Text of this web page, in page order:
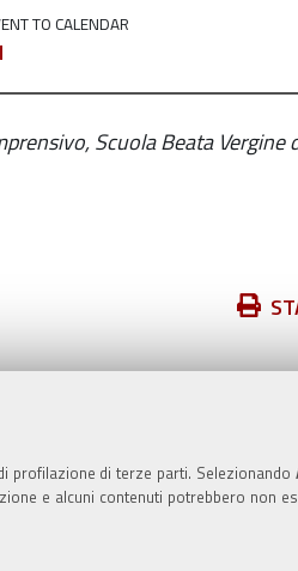
profilazione di terze parti. Selezionando
e alcuni contenuti potrebbero non
TO CALENDAR
Scuola Beata Vergine
Azioni